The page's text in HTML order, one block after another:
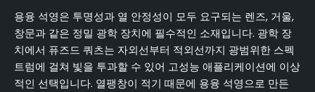
용융 석영은 투명성과 열 안정성이 모두 요구되는 렌즈, 거울,
창문과 같은 정밀 광학 장치에 필수적인 소재입니다. 광학 장
치에서 퓨즈드 쿼츠는 자외선부터 적외선까지 광범위한 스펙
트럼에 걸쳐 빛을 투과할 수 있어 고성능 애플리케이션에 이상
적인 선택입니다. 열팽창이 적기 때문에 용융 석영으로 만든